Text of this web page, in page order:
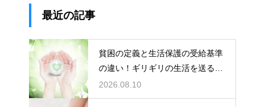
最近の記事
貧困の定義と生活保護の受給基準
の違い！ギリギリの生活を送る
人々の実態
2026.08.10